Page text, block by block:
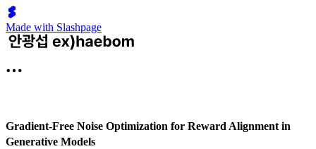
Made with Slashpage
Gradient-Free Noise Optimization for Reward Alignment in
Generative Models